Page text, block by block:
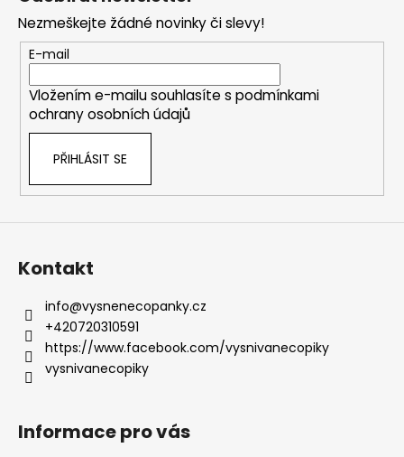
p
r
v
k
y
u
Nezmeškejte žádné novinky či slevy!
E-mail
Vložením e-mailu souhlasíte s podmínkami
ochrany osobních údajů
PŘIHLÁSIT SE
Kontakt
info@vysnenecopanky.cz
+420720310591
https://www.facebook.com/vysnivanecopiky
vysnivanecopiky
Informace pro vás